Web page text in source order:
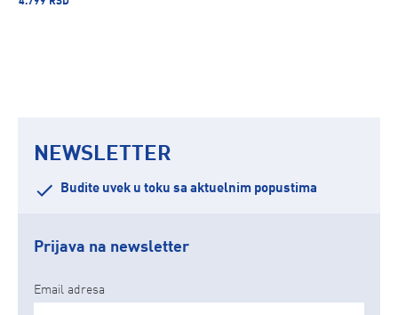
NEWSLETTER
Budite uvek u toku sa aktuelnim popustima
Prijava na newsletter
Email adresa